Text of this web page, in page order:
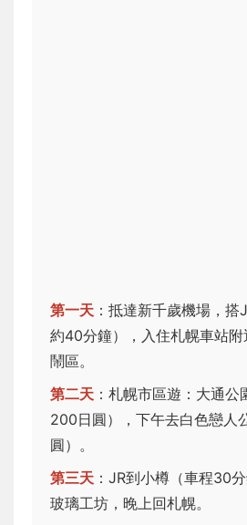
第一天 ：抵達新千歲機場，搭
約40分鐘），入住札幌車站
鬧區。
第二天 ：札幌市區遊：大通
200日圓），下午去白色戀人
圓）。
第三天 ：JR到小樽（車程30
玻璃工坊，晚上回札幌。